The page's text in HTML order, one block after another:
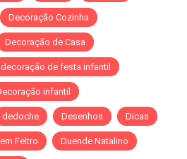
Decoração Cozinha
Decoração de Casa
decoração de festa infantil
infantil
dedoche Desenhos Dicas
Feltro Duende Natalino